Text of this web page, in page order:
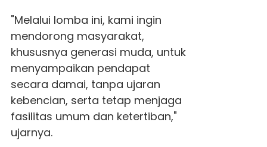
"Melalui lomba ini, kami ingin
mendorong masyarakat,
khususnya generasi muda, untuk
menyampaikan pendapat
secara damai, tanpa ujaran
kebencian, serta tetap menjaga
fasilitas umum dan ketertiban,"
ujarnya.